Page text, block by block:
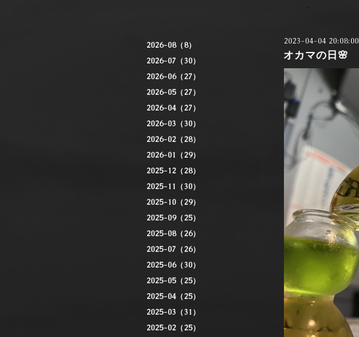
2026-08（8）
2026-07（30）
2026-06（27）
2026-05（27）
2026-04（27）
2026-03（30）
2026-02（28）
2026-01（29）
2025-12（28）
2025-11（30）
2025-10（29）
2025-09（25）
2025-08（26）
2025-07（26）
2025-06（30）
2025-05（25）
2025-04（25）
2025-03（31）
2025-02（25）
2023-04-04 20:08:00
オカマの日🌸